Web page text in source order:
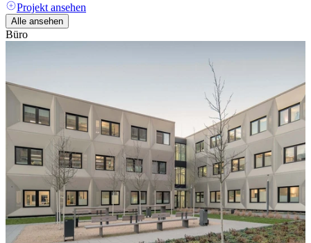
Projekt ansehen
Alle ansehen
Büro